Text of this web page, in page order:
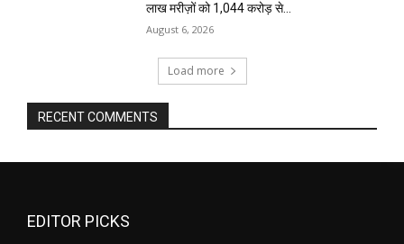
लाख मरीज़ों को ₹1,044 करोड़ से...
August 6, 2026
Load more
RECENT COMMENTS
EDITOR PICKS